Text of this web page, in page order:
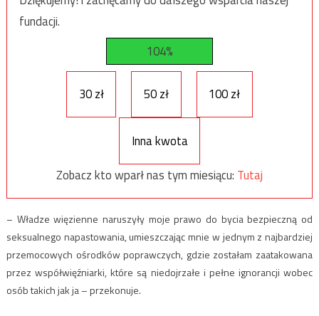
fundacji.
104%
30 zł 50 zł 100 zł
Inna kwota
Zobacz kto wparł nas tym miesiącu: Tutaj
– Władze więzienne naruszyły moje prawo do bycia bezpieczną od
seksualnego napastowania, umieszczając mnie w jednym z najbardziej
przemocowych ośrodków poprawczych, gdzie zostałam zaatakowana
przez współwięźniarki, które są niedojrzałe i pełne ignorancji wobec
osób takich jak ja – przekonuje.